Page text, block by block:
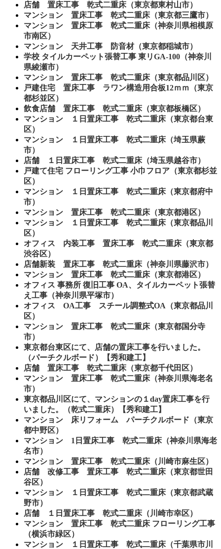
店舗 置床工事 乾式二重床（東京都東村山市）
マンション 置床工事 乾式二重床（東京都三鷹市）
マンション 置床工事 乾式二重床（神奈川県相模原
市南区）
マンション 天井工事 防音材（東京都稲城市）
学校 タイルカーペット張替工事 東リGA-100（神奈川
県綾瀬市）
マンション 置床工事 乾式二重床（東京都品川区）
戸建住宅 置床工事 ラワン構造用合板12ｍｍ（東京
都杉並区）
飲食店舗 置床工事 乾式二重床（東京都板橋区）
マンション １日置床工事 乾式二重床（東京都台東
区）
マンション １日置床工事 乾式二重床（埼玉県蕨
市）
店舗 １日置床工事 乾式二重床（埼玉県越谷市）
戸建て住宅 フローリング工事 小巾フロア（東京都杉並
区）
マンション １日置床工事 乾式二重床（東京都府中
市）
マンション 置床工事 乾式二重床（東京都港区）
マンション １日置床工事 乾式二重床（東京都品川
区）
オフィス 内装工事 置床工事 乾式二重床（東京都
渋谷区）
店舗新装 置床工事 乾式二重床（神奈川県藤沢市）
マンション 置床工事 乾式二重床（東京都港区）
オフィス 事務所 復旧工事 OA、タイルカーペット張替
え工事（神奈川県平塚市）
オフィス OA工事 スチール調整式OA（東京都品川
区）
マンション 置床工事 乾式二重床（東京都国分寺
市）
東京都台東区にて、店舗の置床工事を行いました。
（パーチクルボード）【秀和建工】
店舗 置床工事 乾式二重床（東京都千代田区）
マンション 置床工事 乾式二重床（神奈川県海老名
市）
東京都品川区にて、マンションの１day置床工事を行
いました。（乾式二重床）【秀和建工】
マンション 床リフォーム パーチクルボード（東京
都中野区）
マンション 1日置床工事 乾式二重床（神奈川県海老
名市）
マンション 置床工事 乾式二重床（川崎市麻生区）
店舗 改修工事 置床工事 乾式二重床（東京都世田
谷区）
マンション １日置床工事 乾式二重床（東京都武蔵
野市）
店舗 １日置床工事 乾式二重床（川崎市幸区）
マンション 置床工事 乾式二重床 フローリング工事
（横浜市緑区）
マンション １日置床工事 乾式二重床（千葉県市川